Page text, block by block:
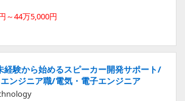
～44万5,000円
経験から始めるスピーカー開発サポート/
ンジニア職/電気・電子エンジニア